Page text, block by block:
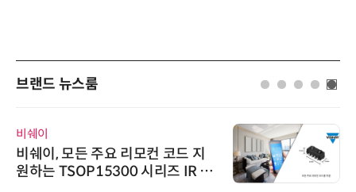
브랜드 뉴스룸
비쉐이
비쉐이, 모든 주요 리모컨 코드 지
원하는 TSOP15300 시리즈 IR 수